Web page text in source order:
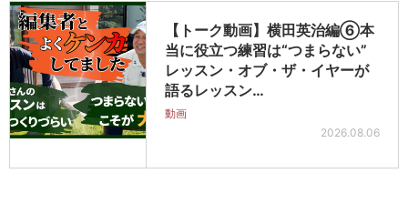
【トーク動画】横田英治編⑥本
当に役立つ練習は“つまらない”
レッスン・オブ・ザ・イヤーが
語るレッスン…
動画
2026.08.06